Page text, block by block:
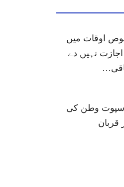
اوقات میں
نہیں دے
سپوت وطن کی